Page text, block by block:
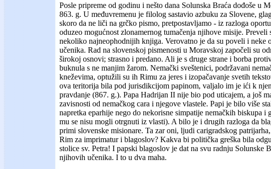
Posle pripreme od godinu i nešto dana Solunska Braća dođoše u
863. g. U međuvremenu je filolog sastavio azbuku za Slovene,
skoro da ne liči na grčko pismo, pretpostavljamo - iz razloga
oduzeo mogućnost zlonamernog tumačenja njihove misije. Preveli
nekoliko najneophodnijih knjiga. Verovatno je da su poveli i neke
učenika. Rad na slovenskoj pismenosti u Moravskoj započeli su
širokoj osnovi; strasno i predano. Ali je s druge strane i borba
buknula s ne manjim žarom. Nemački sveštenici, podržavani
kneževima, optužili su ih Rimu za jeres i izopačavanje svetih
ova teritorija bila pod jurisdikcijom papinom, valjalo im je ići k
pravdanje (867. g.). Papa Hadrijan II nije bio pod uticajem, a još
zavisnosti od nemačkog cara i njegove vlastele. Papi je bilo više
napretka eparhije nego do nekorisne simpatije nemačkih biskupa i
mu se nisu mogli otrgnuti iz vlasti). A bilo je i drugih razloga da
primi slovenske misionare. Ta zar oni, ljudi carigradskog
Rim za imprimatur i blagoslov? Kakva bi politička greška bila
stolice sv. Petra! I papski blagoslov je dat na svu radnju Solunske
njihovih učenika. I to u dva maha.